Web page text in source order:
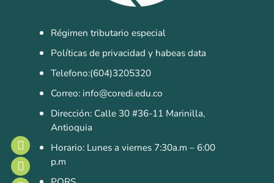
Innovación y Desarrollo
Grupo Empresarial
COREDI Publicaciones y
COREDI Inmobiliaria y
Régimen tributario especial
Políticas de privacidad y habeas data
Telefono:(604)3205320
Correo: info@coredi.edu.co
Dirección: Calle 30 #36-11 Marinilla,
Antioquia
Horario: Lunes a viernes 7:30a.m – 6:00
p.m